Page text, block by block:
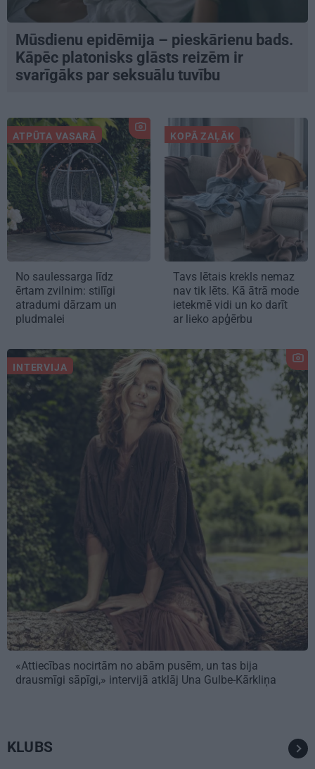
Mūsdienu epidēmija – pieskārienu bads.
Kāpēc platonisks glāsts reizēm ir
svarīgāks par seksuālu tuvību
ATPŪTA VASARĀ
No saulessarga līdz
ērtam zvilnim: stilīgi
atradumi dārzam un
pludmalei
KOPĀ ZAĻĀK
Tavs lētais krekls nemaz
nav tik lēts. Kā ātrā mode
ietekmē vidi un ko darīt
ar lieko apģērbu
INTERVIJA
«Attiecības nocirtām no abām pusēm, un tas bija
drausmīgi sāpīgi,» intervijā atklāj Una Gulbe-Kārkliņa
KLUBS